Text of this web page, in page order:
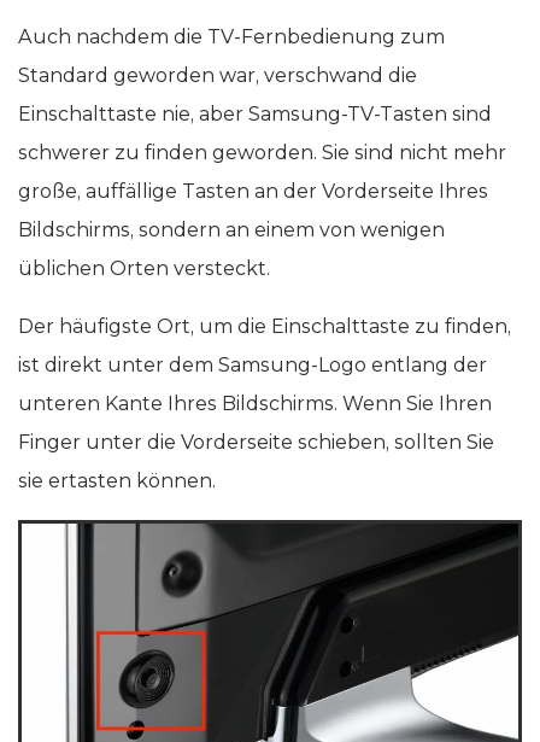
Auch nachdem die TV-Fernbedienung zum
Standard geworden war, verschwand die
Einschalttaste nie, aber Samsung-TV-Tasten sind
schwerer zu finden geworden. Sie sind nicht mehr
große, auffällige Tasten an der Vorderseite Ihres
Bildschirms, sondern an einem von wenigen
üblichen Orten versteckt.
Der häufigste Ort, um die Einschalttaste zu finden,
ist direkt unter dem Samsung-Logo entlang der
unteren Kante Ihres Bildschirms. Wenn Sie Ihren
Finger unter die Vorderseite schieben, sollten Sie
sie ertasten können.